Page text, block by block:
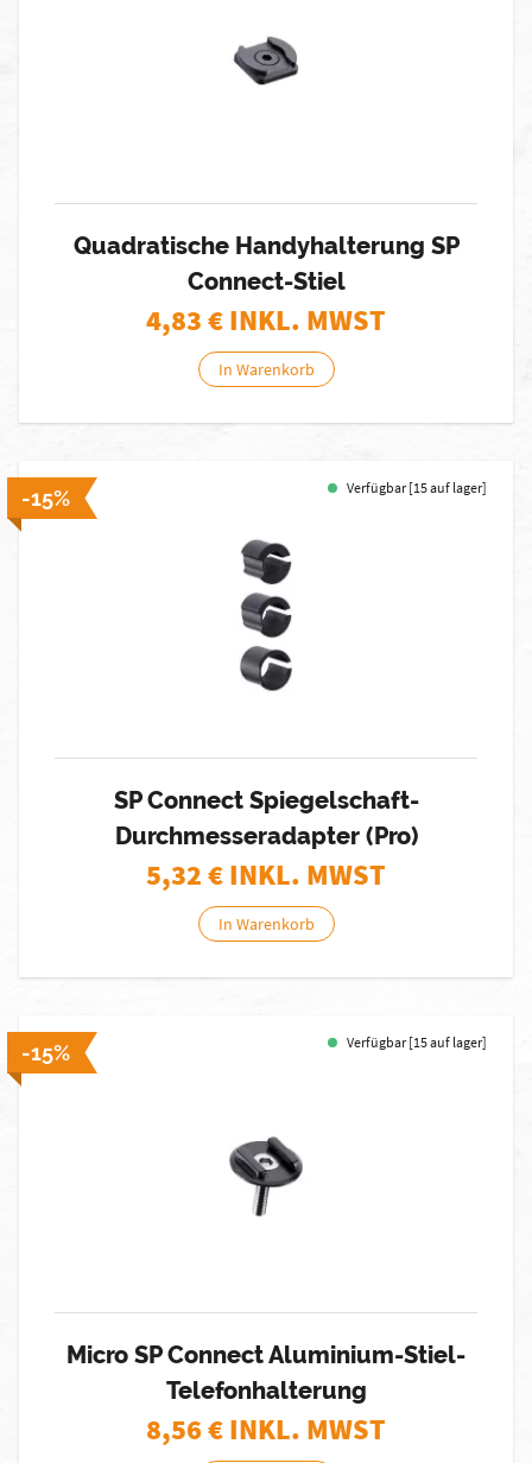
Quadratische Handyhalterung SP
Connect-Stiel
4,83€ INKL. MWST
In Warenkorb
-15% Verfügbar [15 auf lager]
SP Connect Spiegelschaft-
Durchmesseradapter (Pro)
5,32€ INKL. MWST
In Warenkorb
-15% Verfügbar [15 auf lager]
Micro SP Connect Aluminium-Stiel-
Telefonhalterung
8,56€ INKL. MWST